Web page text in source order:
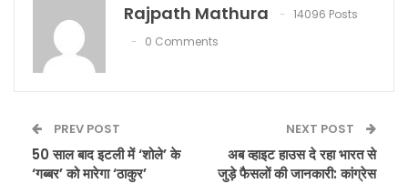
Rajpath Mathura
14096 Posts
0 Comments
PREV POST
50 साल बाद इटली में ‘शोले’ के
‘गब्बर’ को मारेगा ‘ठाकुर’
NEXT POST
अब व्हाइट हाउस दे रहा भारत से
जुड़े फैसलों की जानकारी: कांग्रेस